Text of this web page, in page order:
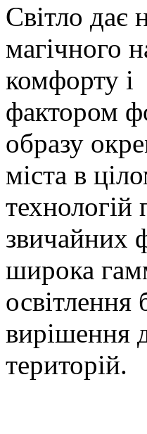
Світло дає
магічного
комфорту і
фактором
образу
міста в
технологій
звичайних
широка
освітлення
вирішення
територій.